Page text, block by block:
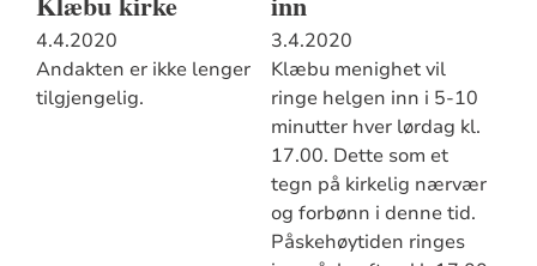
4.4.2020
Andakten er ikke lenger
tilgjengelig.
3.4.2020
Klæbu menighet vil
ringe helgen inn i 5-10
minutter hver lørdag kl.
17.00. Dette som et
tegn på kirkelig nærvær
og forbønn i denne tid.
Påskehøytiden ringes